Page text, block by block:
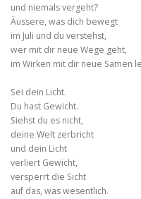
und niemals vergeht?
Äussere, was dich bewegt
im Juli und du verstehst,
wer mit dir neue Wege geht,
im Wirken mit dir neue Samen
Sei dein Licht.
Du hast Gewicht.
Siehst du es nicht,
deine Welt zerbricht
und dein Licht
verliert Gewicht,
versperrt die Sicht
auf das, was wesentlich.